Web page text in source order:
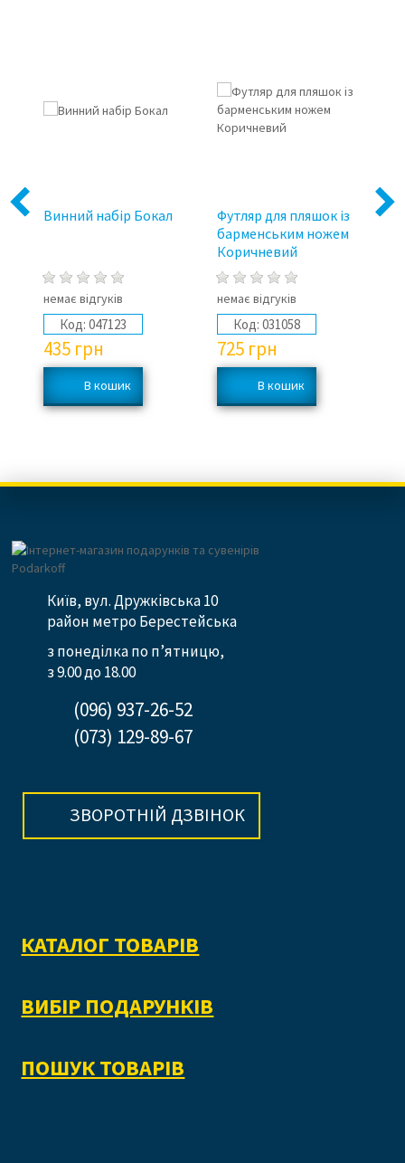
Previous
Винний набір Бокал
немає відгуків
Код: 047123
435 грн
Футляр для пляшок із
барменським ножем
Коричневий
немає відгуків
Код: 031058
725 грн
Next
Київ, вул. Дружківська 10
район метро Берестейська
з понеділка по п’ятницю,
з 9.00 до 18.00
(096) 937-26-52
(073) 129-89-67
ЗВОРОТНІЙ ДЗВІНОК
КАТАЛОГ ТОВАРІВ
ВИБІР ПОДАРУНКІВ
ПОШУК ТОВАРІВ